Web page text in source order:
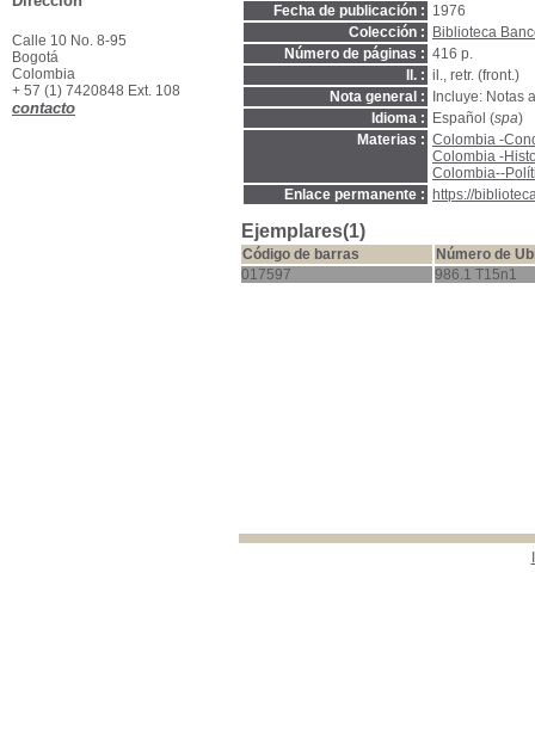
Fecha de publicación : 1976
Colección :
Biblioteca
Número de páginas : 416 p.
Il. : il., retr. (front.)
Nota general :
Incluye: Notas
Idioma :
Español (spa)
Materias : Colombia -
Colombia -
Colombia--
Enlace permanente :
https://
Ejemplares(1)
Código de barras
Número de
017597
986.1 T15n1
Calle 10 No. 8-95
Bogotá
Colombia
+ 57 (1) 7420848 Ext. 108
contacto